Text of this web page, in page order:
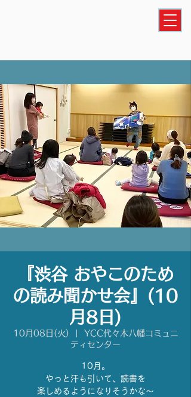
『渋谷 おやこのため
の読み聞かせ会』(10
月8日)
10月08日(火)
YCC代々木八幡コミュニ
ティセンター
10月。
やっと汗も引いて、読書を
楽しめるようになりそうかな〜